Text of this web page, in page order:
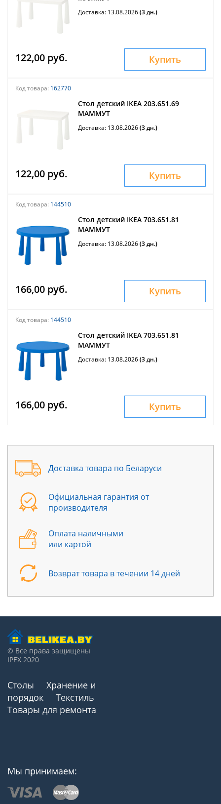
Доставка: 13.08.2026(3 дн.)
122,00 руб. Купить
Код товара: 162770
Стол детский IKEA 203.651.69
МАММУТ
Доставка: 13.08.2026(3 дн.)
122,00 руб. Купить
Код товара: 144510
Стол детский IKEA 703.651.81
МАММУТ
Доставка: 13.08.2026(3 дн.)
166,00 руб. Купить
Код товара: 144510
Стол детский IKEA 703.651.81
МАММУТ
Доставка: 13.08.2026(3 дн.)
166,00 руб. Купить
Доставка товара по Беларуси
Официальная гарантия от
производителя
Оплата наличными
или картой
Возврат товара в течении 14 дней
© Все права защищены
IPEX 2020
Столы
Хранение и
порядок
Текстиль
Товары для ремонта
Мы принимаем: